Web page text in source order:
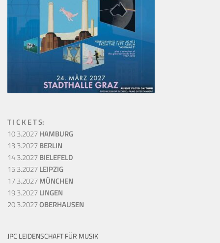
T I C K E T S:
10.3.2027HAMBURG
13.3.2027BERLIN
14.3.2027BIELEFELD
15.3.2027LEIPZIG
17.3.2027MÜNCHEN
19.3.2027LINGEN
20.3.2027OBERHAUSEN
JPC LEIDENSCHAFT FÜR MUSIK